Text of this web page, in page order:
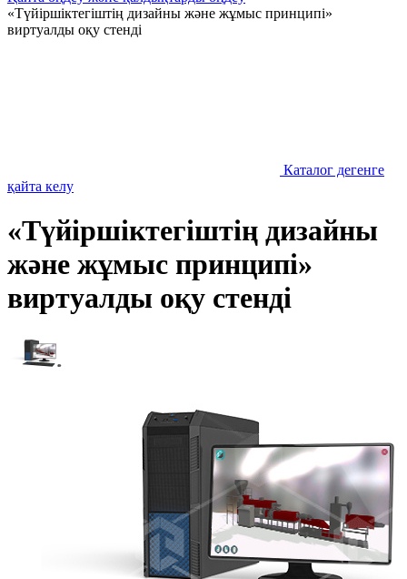
«Түйіршіктегіштің дизайны және жұмыс принципі»
виртуалды оқу стенді
Каталог дегенге
қайта келу
«Түйіршіктегіштің дизайны
және жұмыс принципі»
виртуалды оқу стенді